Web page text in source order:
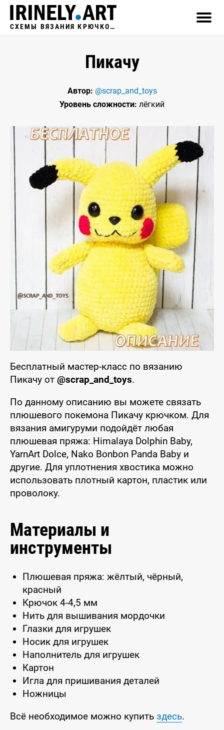
СХЕМЫ ВЯЗАНИЯ КРЮЧКОМ
Пикачу
Автор: @scrap_and_toys
Уровень сложности: лёгкий
Бесплатный мастер-класс по вязанию
Пикачу от @scrap_and_toys.
По данному описанию вы можете связать
плюшевого покемона Пикачу крючком. Для
вязания амигуруми подойдёт любая
плюшевая пряжа: Himalaya Dolphin Baby,
YarnArt Dolce, Nako Bonbon Panda Baby и
другие. Для уплотнения хвостика можно
использовать плотный картон, пластик или
проволоку.
Материалы и
инструменты
Плюшевая пряжа: жёлтый, чёрный,
красный
Крючок 4-4,5 мм
Нить для вышивания мордочки
Глазки для игрушек
Носик для игрушек
Наполнитель для игрушек
Картон
Игла для пришивания деталей
Ножницы
Всё необходимое можно купить здесь.